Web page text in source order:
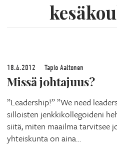
18.4.2012 Tapio Aaltonen
Missä johtajuus?
”Leadership!” ”We need
silloisten jenkkikollegoideni
siitä, miten maailma tarvitsee
yhteiskunta on aina…